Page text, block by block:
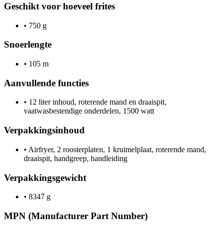
Geschikt voor hoeveel frites
• 750 g
Snoerlengte
• 105 m
Aanvullende functies
• 12 liter inhoud, roterende mand en draaispit,
vaatwasbestendige onderdelen, 1500 watt
Verpakkingsinhoud
• Airfryer, 2 roosterplaten, 1 kruimelplaat, roterende mand,
draaispit, handgreep, handleiding
Verpakkingsgewicht
• 8347 g
MPN (Manufacturer Part Number)